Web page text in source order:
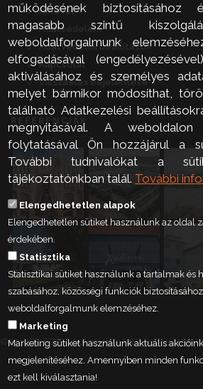
Hírlevél
Adatvédelem
Adatvédelmi beállítások
Kapcsolat
Visszaélés bejelentése
©2019 ELSZÖV-Automatika Kft. Minden jog
működésének
magasabb szintű
weboldalforgalmunk
elfogadásával
aktiválásához és személyes
melyet bármikor módosíthat,
található Adatkezelési
megnyitásával. A
folytatásával Ön hozzájárul a
További tudnivalókat a
tájékoztatónkban talál. További
Elengedhetetlen alapok
Elengedhetetlen sütiket használunk az oldal
érdekében.
Statisztika
Statisztikai sütiket használunk a tartalmak és
szabásához, közösségi funkciók
weboldalforgalmunk elemzéséhez.
Marketing
Marketing sütiket használunk aktuális
megjelenítéséhez. Amennyiben minden
ezt kell kiválasztania!